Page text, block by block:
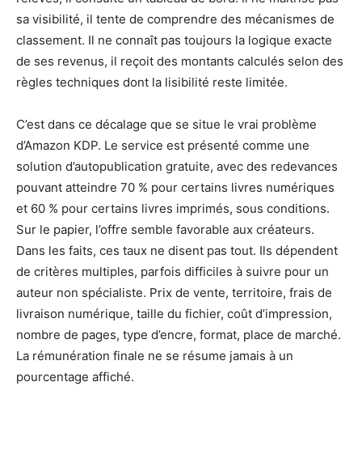
sa visibilité, il tente de comprendre des mécanismes de
classement. Il ne connaît pas toujours la logique exacte
de ses revenus, il reçoit des montants calculés selon des
règles techniques dont la lisibilité reste limitée.
C’est dans ce décalage que se situe le vrai problème
d’Amazon KDP. Le service est présenté comme une
solution d’autopublication gratuite, avec des redevances
pouvant atteindre 70 % pour certains livres numériques
et 60 % pour certains livres imprimés, sous conditions.
Sur le papier, l’offre semble favorable aux créateurs.
Dans les faits, ces taux ne disent pas tout. Ils dépendent
de critères multiples, parfois difficiles à suivre pour un
auteur non spécialiste. Prix de vente, territoire, frais de
livraison numérique, taille du fichier, coût d’impression,
nombre de pages, type d’encre, format, place de marché.
La rémunération finale ne se résume jamais à un
pourcentage affiché.